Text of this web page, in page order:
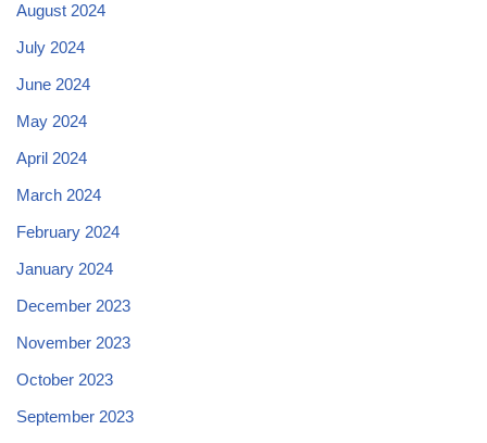
August 2024
July 2024
June 2024
May 2024
April 2024
March 2024
February 2024
January 2024
December 2023
November 2023
October 2023
September 2023